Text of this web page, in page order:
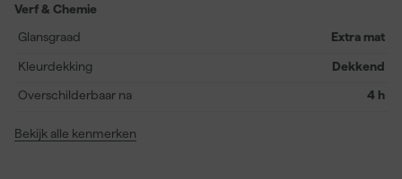
Verf & Chemie
Glansgraad
Extra mat
Kleurdekking Dekkend
Overschilderbaar na 4 h
Bekijk alle kenmerken